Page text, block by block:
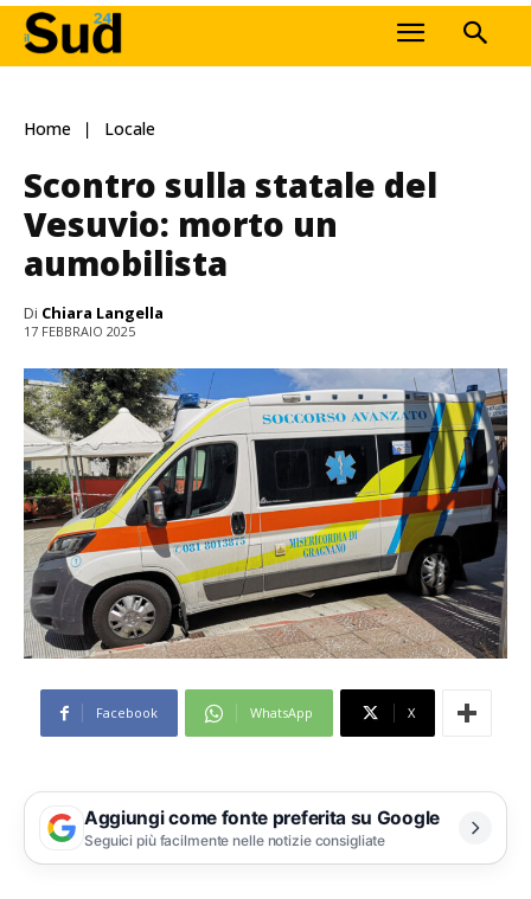
Home Locale
Scontro sulla statale del
Vesuvio: morto un
aumobilista
Di Chiara Langella
17 FEBBRAIO 2025
Facebook WhatsApp X
Aggiungi come fonte preferita su Google
Seguici più facilmente nelle notizie consigliate